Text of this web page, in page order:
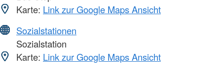
Karte: Link zur Google Maps Ansicht
Sozialstationen
Sozialstation
Karte: Link zur Google Maps Ansicht